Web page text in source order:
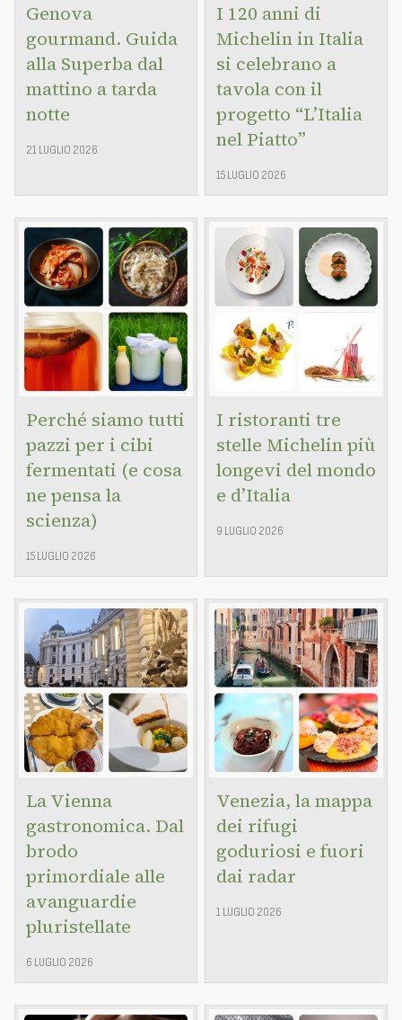
Genova
gourmand. Guida
alla Superba dal
mattino a tarda
notte
21 LUGLIO 2026
I 120 anni di
Michelin in Italia
si celebrano a
tavola con il
progetto “L’Italia
nel Piatto”
15 LUGLIO 2026
Perché siamo tutti
pazzi per i cibi
fermentati (e cosa
ne pensa la
scienza)
15 LUGLIO 2026
I ristoranti tre
stelle Michelin più
longevi del mondo
e d’Italia
9 LUGLIO 2026
La Vienna
gastronomica. Dal
brodo
primordiale alle
avanguardie
pluristellate
6 LUGLIO 2026
Venezia, la mappa
dei rifugi
goduriosi e fuori
dai radar
1 LUGLIO 2026